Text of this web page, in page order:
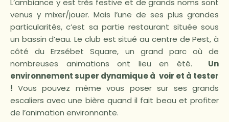
venus y mixer/jouer. Mais l’une de ses plus grandes
particularités, c’est sa partie restaurant située sous
un bassin d’eau. Le club est situé au centre de Pest, à
côté du Erzsébet Square, un grand parc où de
nombreuses animations ont lieu en été. Un
environnement super dynamique à voir et à tester
! Vous pouvez même vous poser sur ses grands
escaliers avec une bière quand il fait beau et profiter
de l’animation environnante.